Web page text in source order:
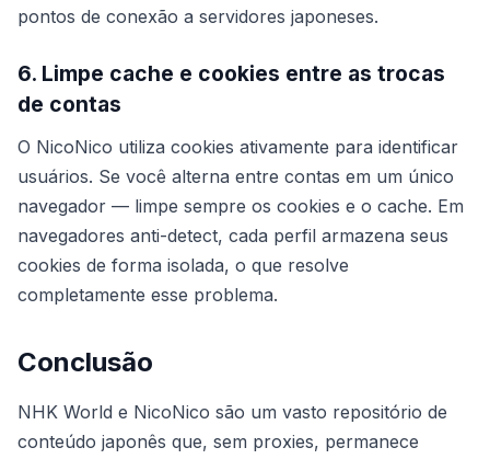
pontos de conexão a servidores japoneses.
6. Limpe cache e cookies entre as trocas
de contas
O NicoNico utiliza cookies ativamente para identificar
usuários. Se você alterna entre contas em um único
navegador — limpe sempre os cookies e o cache. Em
navegadores anti-detect, cada perfil armazena seus
cookies de forma isolada, o que resolve
completamente esse problema.
Conclusão
NHK World e NicoNico são um vasto repositório de
conteúdo japonês que, sem proxies, permanece